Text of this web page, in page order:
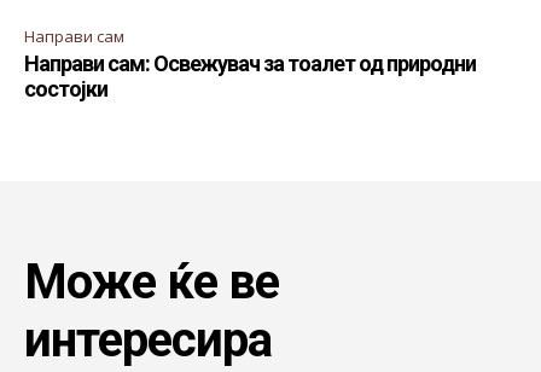
Направи сам
Направи сам: Освежувач за тоалет од природни
состојки
Може ќе ве
интересира